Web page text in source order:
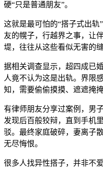
硬“只是普通朋友”。
这就是最可怕的“搭子式出
友的幌子，行越界之事，让
堤，往往从这些看似无害的
据相关调查显示，超四成已
人竟不认为这是出轨。界限
知，需要偷偷摸摸、遮遮掩
有律师朋友分享过案例，男
发现后百般狡辩，直到手机
驳。最终家庭破碎，妻离子
无尽悔恨。
很多人找异性搭子，并非不